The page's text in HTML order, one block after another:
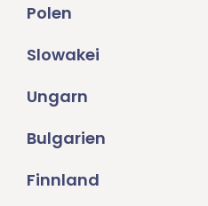
Polen
Slowakei
Ungarn
Bulgarien
Finnland